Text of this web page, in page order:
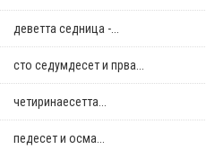
деветта седница -...
сто седумдесет и прва...
четиринаесетта...
педесет и осма...